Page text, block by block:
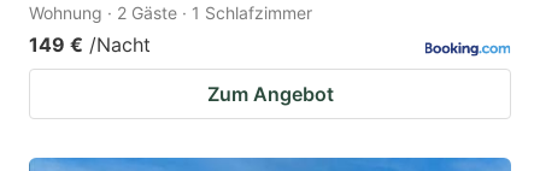
Wohnung · 2 Gäste · 1 Schlafzimmer
149 € /Nacht
Zum Angebot